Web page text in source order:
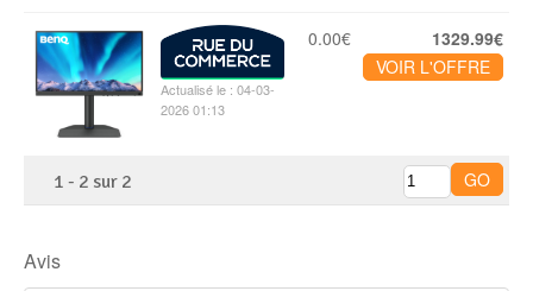
Actualisé le : 04-03-
2026 01:13
0.00€
1329.99€
VOIR L'OFFRE
1 - 2 sur 2
Avis